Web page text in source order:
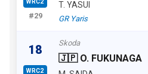
#29
T. YASUI
GR Yaris
18
WRC2
Skoda
🇯🇵 O. FUKUNAGA